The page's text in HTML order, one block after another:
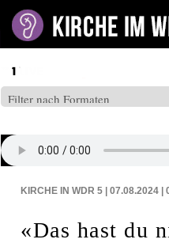
KIRCHE IN WDR 5 | 07.08.2024 |
«Das hast du